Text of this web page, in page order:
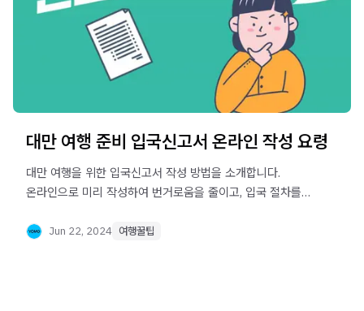
대만 여행 준비 입국신고서 온라인 작성 요령
대만 여행을 위한 입국신고서 작성 방법을 소개합니다.
온라인으로 미리 작성하여 번거로움을 줄이고, 입국 절차를
제공하여 여행 준비를 도와드립니다.
Jun 22, 2024 여행꿀팁